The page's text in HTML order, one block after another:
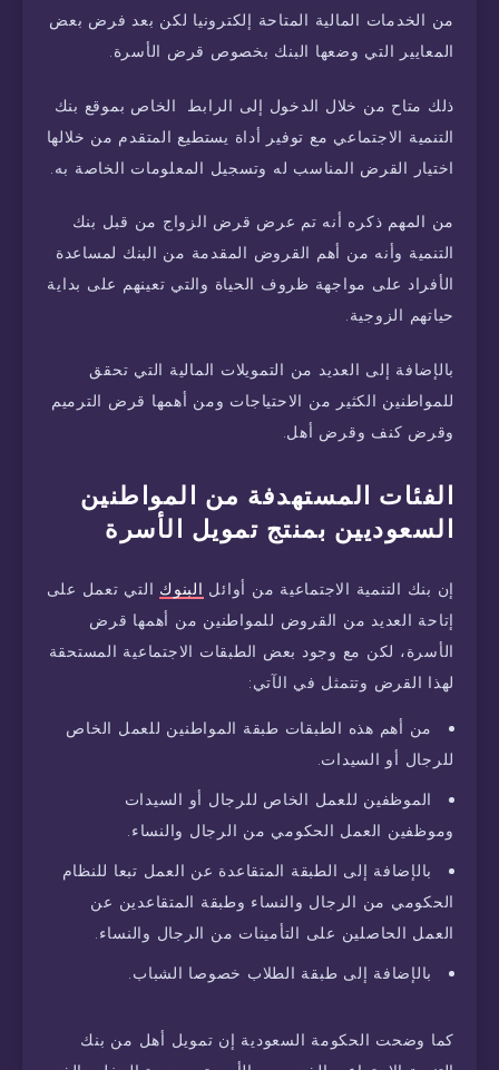
من الخدمات المالية المتاحة إلكترونيا لكن بعد فرض بعض
المعايير التي وضعها البنك بخصوص قرض الأسرة.
ذلك متاح من خلال الدخول إلى الرابط الخاص بموقع بنك
التنمية الاجتماعي مع توفير أداة يستطيع المتقدم من خلالها
اختيار القرض المناسب له وتسجيل المعلومات الخاصة به.
من المهم ذكره أنه تم عرض قرض الزواج من قبل بنك
التنمية وأنه من أهم القروض المقدمة من البنك لمساعدة
الأفراد على مواجهة ظروف الحياة والتي تعينهم على بداية
حياتهم الزوجية.
بالإضافة إلى العديد من التمويلات المالية التي تحقق
للمواطنين الكثير من الاحتياجات ومن أهمها قرض الترميم
وقرض كنف وقرض أهل.
الفئات المستهدفة من المواطنين
السعوديين بمنتج تمويل الأسرة
إن بنك التنمية الاجتماعية من أوائل البنوك التي تعمل على
إتاحة العديد من القروض للمواطنين من أهمها قرض
الأسرة، لكن مع وجود بعض الطبقات الاجتماعية المستحقة
لهذا القرض وتتمثل في الآتي:
من أهم هذه الطبقات طبقة المواطنين للعمل الخاص
للرجال أو السيدات.
الموظفين للعمل الخاص للرجال أو السيدات
وموظفين العمل الحكومي من الرجال والنساء.
بالإضافة إلى الطبقة المتقاعدة عن العمل تبعا للنظام
الحكومي من الرجال والنساء وطبقة المتقاعدين عن
العمل الحاصلين على التأمينات من الرجال والنساء.
بالإضافة إلى طبقة الطلاب خصوصا الشباب.
كما وضحت الحكومة السعودية إن تمويل أهل من بنك